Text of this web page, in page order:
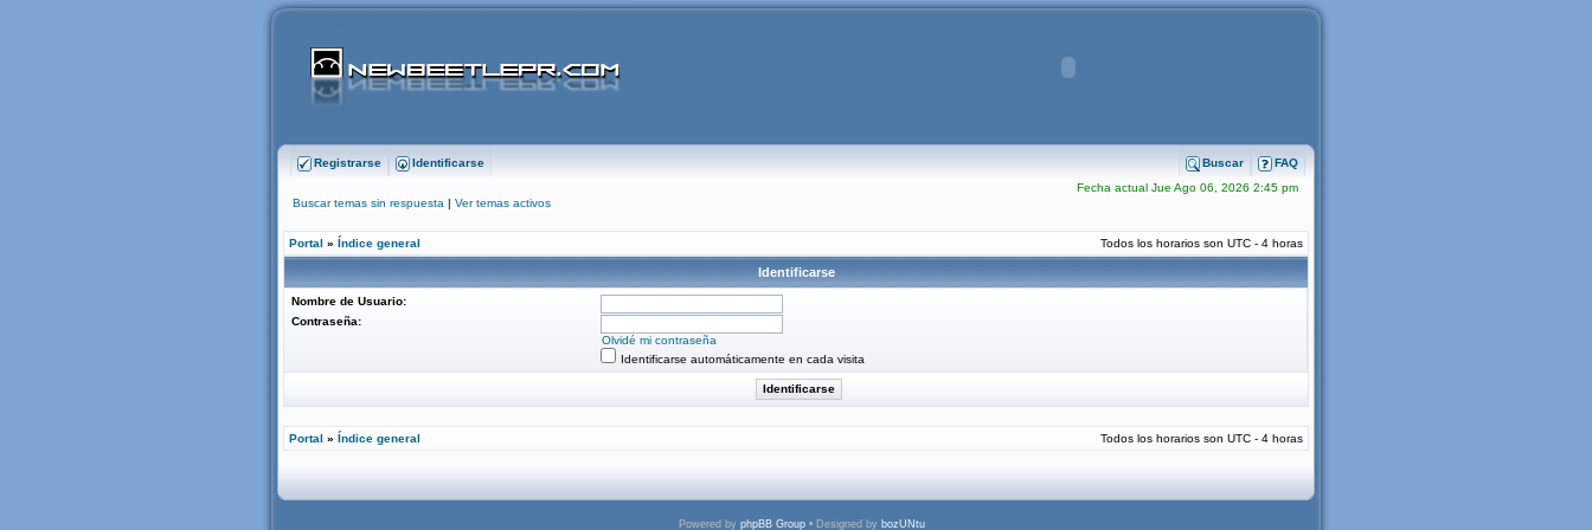
Registrarse Identificarse FAQ
Buscar
Fecha actual Jue Ago 06, 2026 2:45 pm
Buscar temas sin respuesta | Ver temas activos
Portal » Índice general Todos los horarios son UTC - 4 horas
Identificarse
Nombre de Usuario:
Contraseña:
Olvidé mi contraseña
Identificarse automáticamente en cada visita
Portal » Índice general Todos los horarios son UTC - 4 horas
Powered by phpBB Group • Designed by bozUNtu